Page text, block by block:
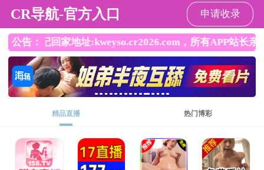
吃瓜网
学院吃瓜网 吃瓜网概况
党建思政